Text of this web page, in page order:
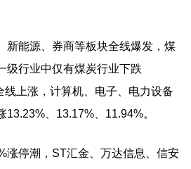
能源、券商等板块全线爆发，煤
级行业中仅有煤炭行业下跌
线上涨，计算机、电子、电力设备
、13.17%、11.94%。
停潮，ST汇金、万达信息、信安